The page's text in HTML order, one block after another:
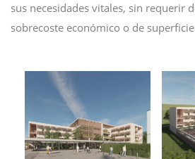
sus necesidades vitales, sin requerir
sobrecoste económico o de